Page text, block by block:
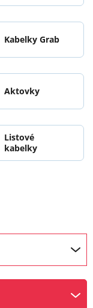
Kabelky Grab
Aktovky
Listové
kabelky